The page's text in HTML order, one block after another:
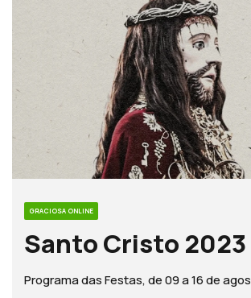
GRACIOSA ONLINE
Santo Cristo 2023
Programa das Festas, de 09 a 16 de